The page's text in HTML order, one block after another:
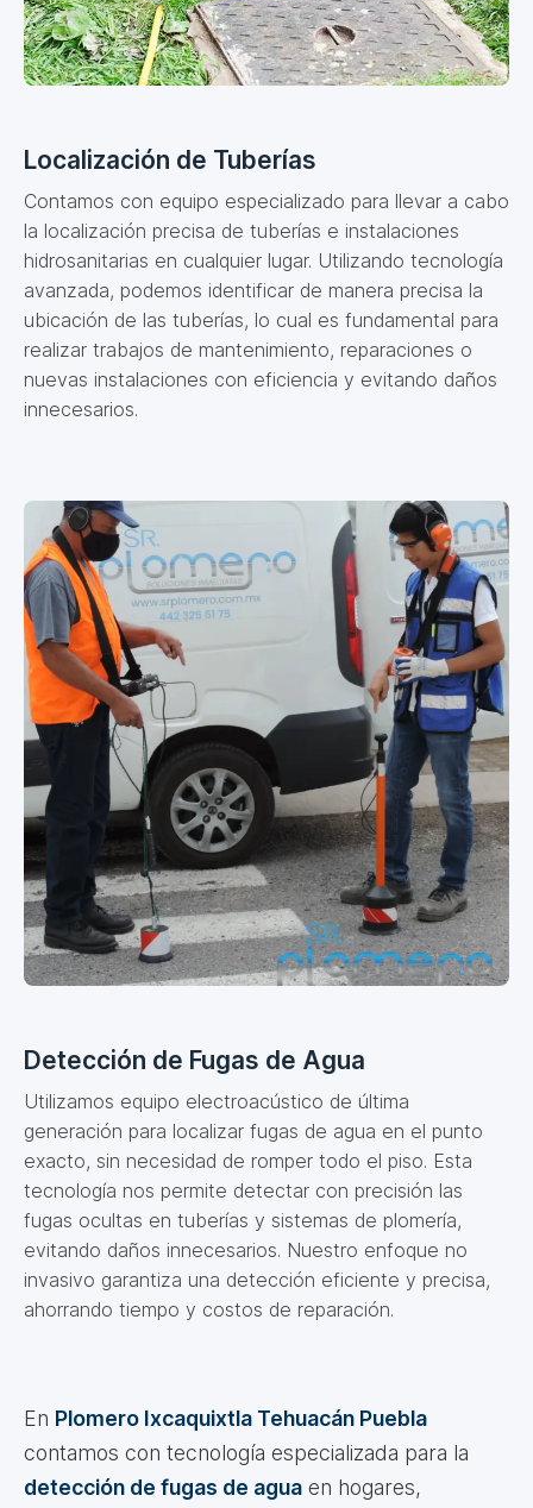
Localización de Tuberías
Contamos con equipo especializado para llevar a cabo
la localización precisa de tuberías e instalaciones
hidrosanitarias en cualquier lugar. Utilizando tecnología
avanzada, podemos identificar de manera precisa la
ubicación de las tuberías, lo cual es fundamental para
realizar trabajos de mantenimiento, reparaciones o
nuevas instalaciones con eficiencia y evitando daños
innecesarios.
Detección de Fugas de Agua
Utilizamos equipo electroacústico de última
generación para localizar fugas de agua en el punto
exacto, sin necesidad de romper todo el piso. Esta
tecnología nos permite detectar con precisión las
fugas ocultas en tuberías y sistemas de plomería,
evitando daños innecesarios. Nuestro enfoque no
invasivo garantiza una detección eficiente y precisa,
ahorrando tiempo y costos de reparación.
En Plomero Ixcaquixtla Tehuacán Puebla
contamos con tecnología especializada para la
detección de fugas de agua en hogares,